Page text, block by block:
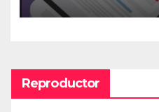
Reproductor